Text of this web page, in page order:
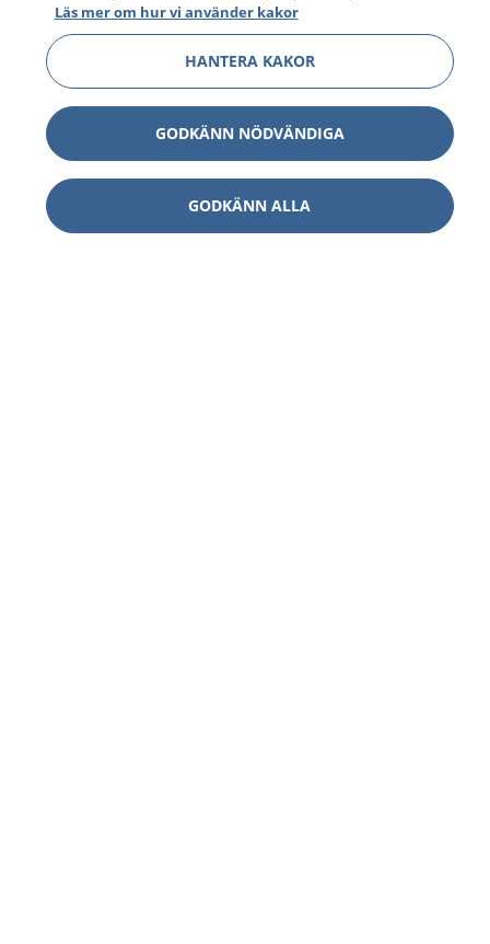
Läs mer om hur vi använder kakor
HANTERA KAKOR
GODKÄNN NÖDVÄNDIGA
GODKÄNN ALLA